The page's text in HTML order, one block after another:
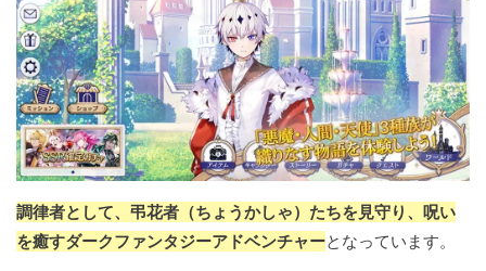
調律者として、弔花者（ちょうかしゃ）たちを見守り、呪い
を癒すダークファンタジーアドベンチャーとなっています。